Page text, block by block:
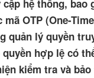
hệ thống, bao
mã OTP (One-
quản lý quyền
hợp lệ có
kiểm tra và